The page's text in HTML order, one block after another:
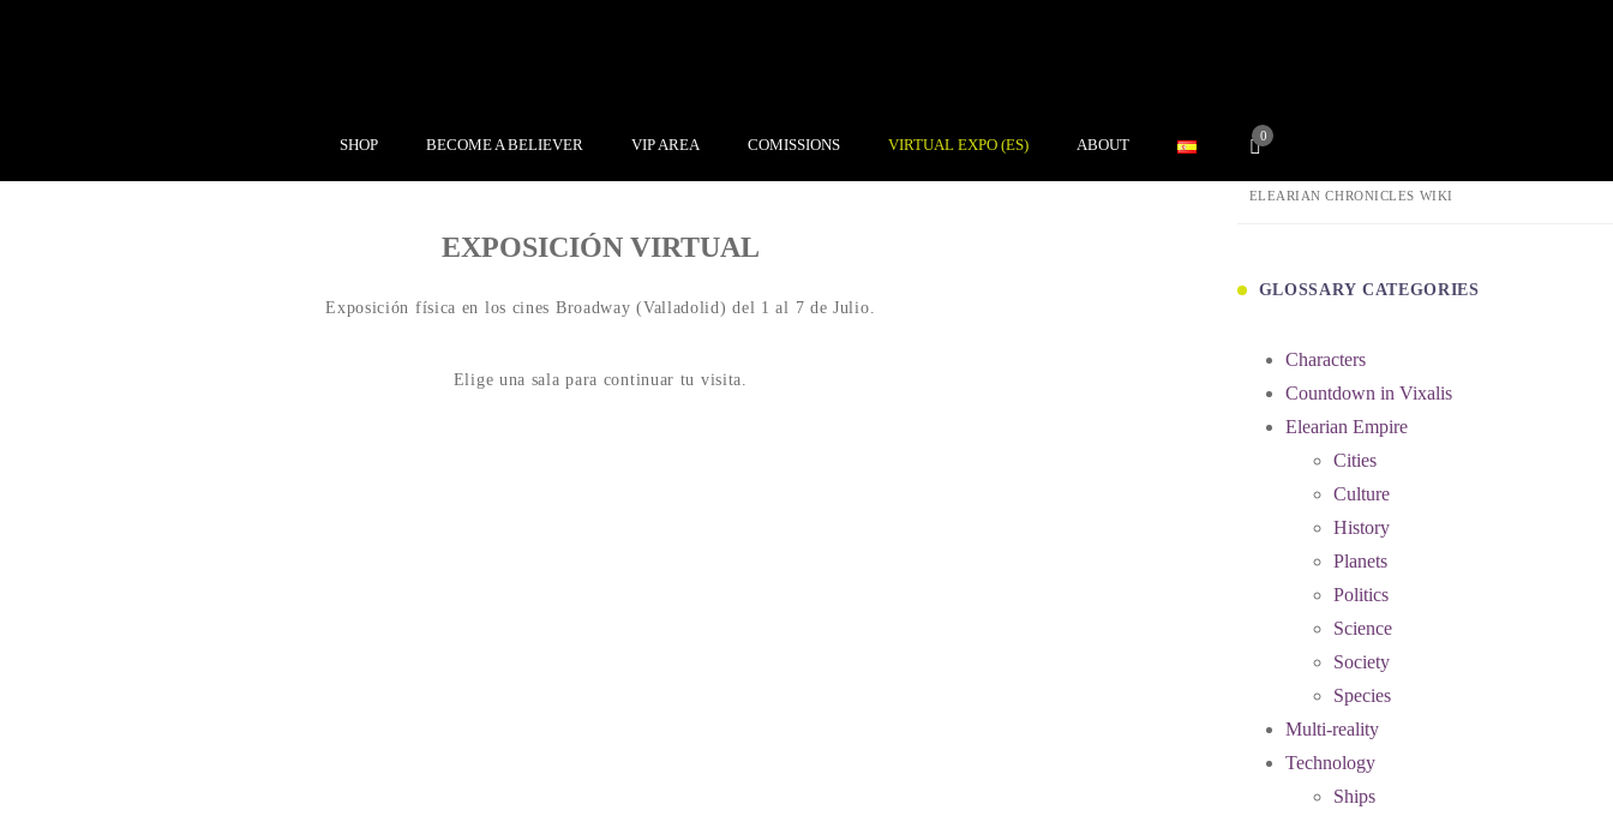
SHOP BECOME A BELIEVER VIP AREA COMISSIONS VIRTUAL EXPO (ES) ABOUT
0
EXPOSICIÓN VIRTUAL
Exposición física en los cines Broadway (Valladolid) del 1 al 7 de Julio.
Elige una sala para continuar tu visita.
ELEARIAN CHRONICLES WIKI
GLOSSARY CATEGORIES
Characters
Countdown in Vixalis
Elearian Empire
Cities
Culture
History
Planets
Politics
Science
Society
Species
Multi-reality
Technology
Ships